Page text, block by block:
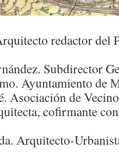
redactor del
Subdirector
Ayuntamiento de
Asociación de
cofirmante
Arquitecto-